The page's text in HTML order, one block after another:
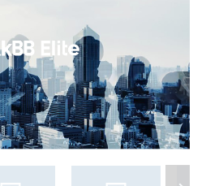
非盈利组织